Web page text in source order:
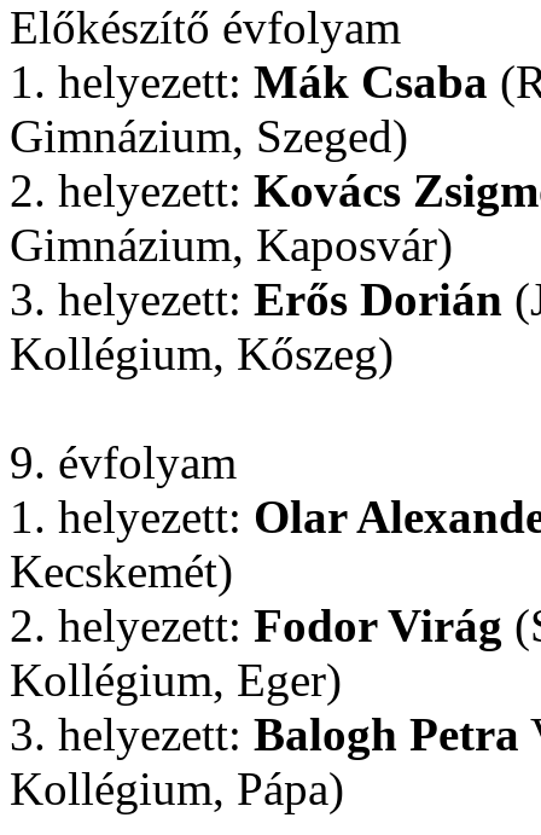
Előkészítő évfolyam
1. helyezett: Mák Csaba
Gimnázium, Szeged)
2. helyezett: Kovács
Gimnázium, Kaposvár)
3. helyezett: Erős Dorián
Kollégium, Kőszeg)
9. évfolyam
1. helyezett: Olar
Kecskemét)
2. helyezett: Fodor Virág
Kollégium, Eger)
3. helyezett: Balogh Petra
Kollégium, Pápa)